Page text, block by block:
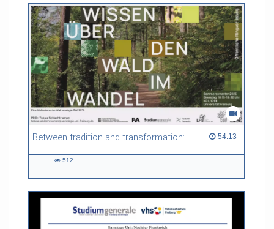
Between tradition and transformation: how owners, advisers and institutions co-create knowledge for resilient forests in Europe 54:13
54:13 duration
512